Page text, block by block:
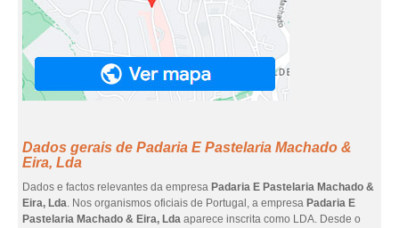
Dados gerais de Padaria E Pastelaria Machado &
Eira, Lda
Dados e factos relevantes da empresa Padaria E Pastelaria Machado &
Eira, Lda. Nos organismos oficiais de Portugal, a empresa Padaria E
Pastelaria Machado & Eira, Lda aparece inscrita como LDA. Desde o